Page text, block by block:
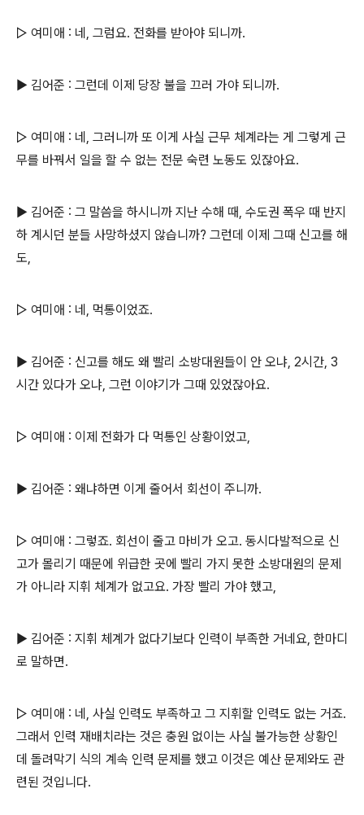
▷ 여미애 : 네, 그럼요. 전화를 받아야 되니까.
▶ 김어준 : 그런데 이제 당장 불을 끄러 가야 되니까.
▷ 여미애 : 네, 그러니까 또 이게 사실 근무 체계라는 게 그렇게 근
무를 바꿔서 일을 할 수 없는 전문 숙련 노동도 있잖아요.
▶ 김어준 : 그 말씀을 하시니까 지난 수해 때, 수도권 폭우 때 반지
하 계시던 분들 사망하셨지 않습니까? 그런데 이제 그때 신고를 해
도,
▷ 여미애 : 네, 먹통이었죠.
▶ 김어준 : 신고를 해도 왜 빨리 소방대원들이 안 오냐, 2시간, 3
시간 있다가 오냐, 그런 이야기가 그때 있었잖아요.
▷ 여미애 : 이제 전화가 다 먹통인 상황이었고,
▶ 김어준 : 왜냐하면 이게 줄어서 회선이 주니까.
▷ 여미애 : 그렇죠. 회선이 줄고 마비가 오고. 동시다발적으로 신
고가 몰리기 때문에 위급한 곳에 빨리 가지 못한 소방대원의 문제
가 아니라 지휘 체계가 없고요. 가장 빨리 가야 했고,
▶ 김어준 : 지휘 체계가 없다기보다 인력이 부족한 거네요, 한마디
로 말하면.
▷ 여미애 : 네, 사실 인력도 부족하고 그 지휘할 인력도 없는 거죠.
그래서 인력 재배치라는 것은 충원 없이는 사실 불가능한 상황인
데 돌려막기 식의 계속 인력 문제를 했고 이것은 예산 문제와도 관
련된 것입니다.